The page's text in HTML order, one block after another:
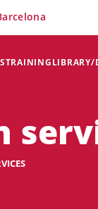
TRAININGLIBRARY/